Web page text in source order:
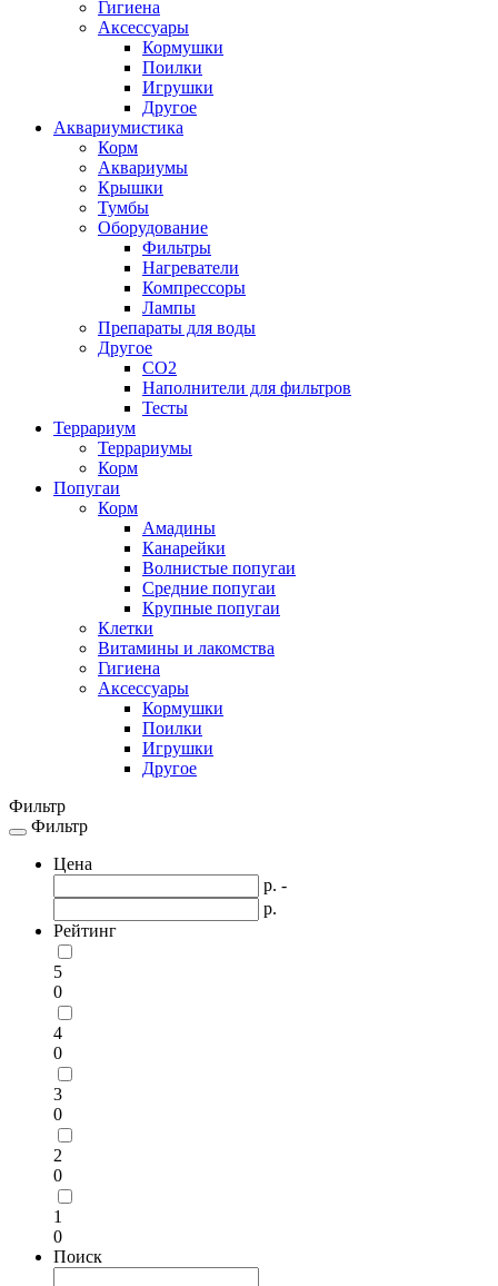
Гигиена
Аксессуары
Кормушки
Поилки
Игрушки
Другое
Аквариумистика
Корм
Аквариумы
Крышки
Тумбы
Оборудование
Фильтры
Нагреватели
Компрессоры
Лампы
Препараты для воды
Другое
CO2
Наполнители для фильтров
Тесты
Террариум
Террариумы
Корм
Попугаи
Корм
Амадины
Канарейки
Волнистые попугаи
Средние попугаи
Крупные попугаи
Клетки
Витамины и лакомства
Гигиена
Аксессуары
Кормушки
Поилки
Игрушки
Другое
Фильтр
Toggle
navigation
Фильтр
Цена
р. -
р.
Рейтинг
5
0
4
0
3
0
2
0
1
0
Поиск